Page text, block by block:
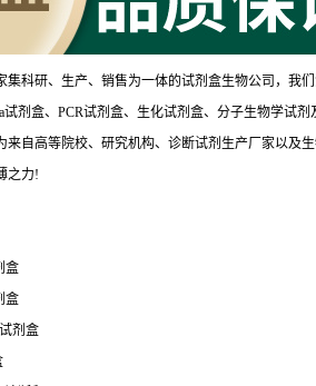
集科研、生产、销售为一体的试剂盒生物公司，
剂盒、PCR试剂盒、生化试剂盒、分子生物学试
自高等院校、研究机构、诊断试剂生产厂家以及
之力!
盒
盒
剂盒